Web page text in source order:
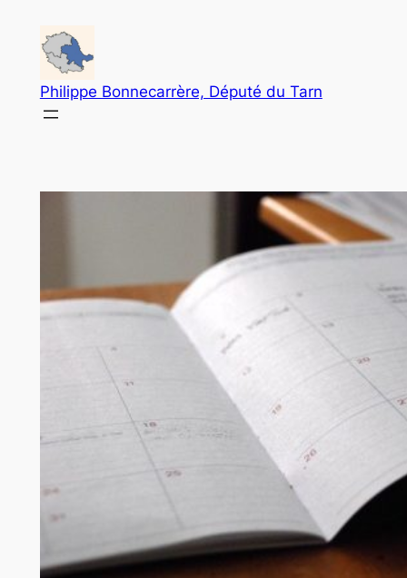
contenu
Philippe Bonnecarrère, Député du Tarn